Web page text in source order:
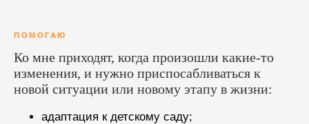
ПОМОГАЮ
Ко мне приходят, когда произошли какие-то
изменения, и нужно приспосабливаться к
новой ситуации или новому этапу в жизни:
адаптация к детскому саду;